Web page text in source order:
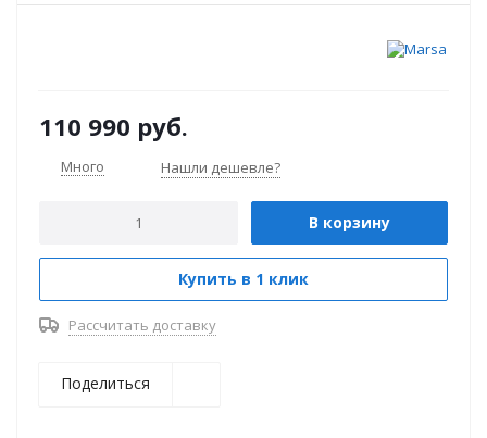
110 990 руб.
Много Нашли дешевле?
В корзину
Купить в 1 клик
Рассчитать доставку
Поделиться